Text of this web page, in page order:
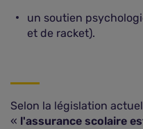
un soutien
et de racket).
Selon la législation
« l'assurance scolaire